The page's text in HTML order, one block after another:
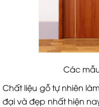
Các mẫu
Chất liệu gỗ tự nhiên
đại và đẹp nhất hiện